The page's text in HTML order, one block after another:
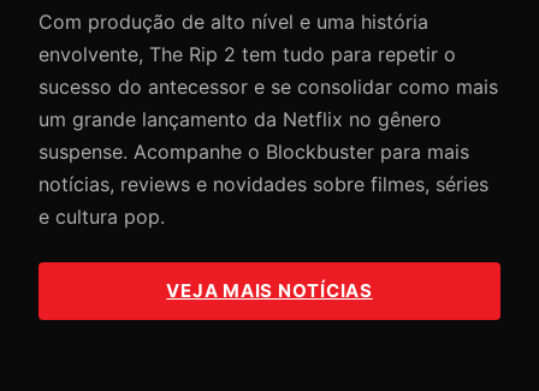
Com produção de alto nível e uma história
envolvente, The Rip 2 tem tudo para repetir o
sucesso do antecessor e se consolidar como mais
um grande lançamento da Netflix no gênero
suspense. Acompanhe o Blockbuster para mais
notícias, reviews e novidades sobre filmes, séries
e cultura pop.
VEJA MAIS NOTÍCIAS